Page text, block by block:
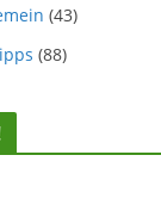
(43)
(88)